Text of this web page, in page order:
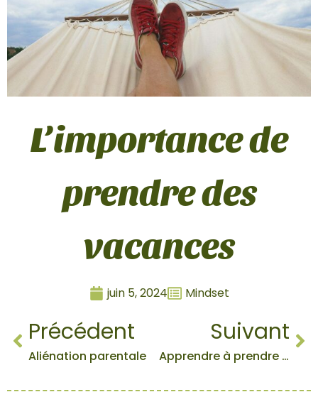
L’importance de
prendre des
vacances
juin 5, 2024 Mindset
Précédent
Aliénation parentale
Suivant
Apprendre à prendre soin de soi